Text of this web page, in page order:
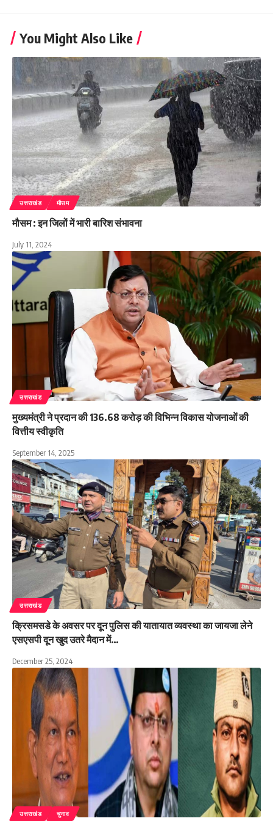
You Might Also Like
उत्तराखंड मौसम
मौसम : इन जिलों में भारी बारिश संभावना
July 11, 2024
उत्तराखंड
मुख्यमंत्री ने प्रदान की 136.68 करोड़ की विभिन्न विकास योजनाओं की
वित्तीय स्वीकृति
September 14, 2025
उत्तराखंड
क्रिसमसडे के अवसर पर दून पुलिस की यातायात व्यवस्था का जायजा लेने
एसएसपी दून खुद उतरे मैदान में…
December 25, 2024
उत्तराखंड चुनाव